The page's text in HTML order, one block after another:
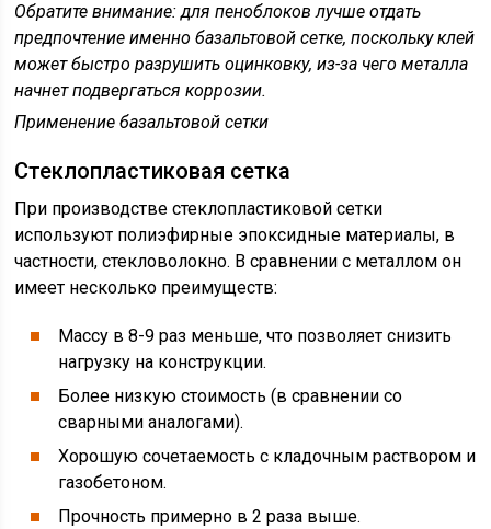
Обратите внимание: для пеноблоков лучше отдать
предпочтение именно базальтовой сетке, поскольку клей
может быстро разрушить оцинковку, из-за чего металла
начнет подвергаться коррозии.
Применение базальтовой сетки
Стеклопластиковая сетка
При производстве стеклопластиковой сетки
используют полиэфирные эпоксидные материалы, в
частности, стекловолокно. В сравнении с металлом он
имеет несколько преимуществ:
Массу в 8-9 раз меньше, что позволяет снизить
нагрузку на конструкции.
Более низкую стоимость (в сравнении со
сварными аналогами).
Хорошую сочетаемость с кладочным раствором и
газобетоном.
Прочность примерно в 2 раза выше.